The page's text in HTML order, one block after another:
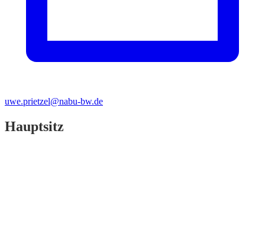
uwe.prietzel@nabu-bw.de
Hauptsitz